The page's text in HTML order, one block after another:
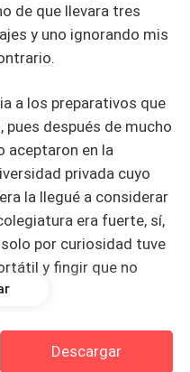
de que llevara tres
y uno ignorando mis
a los preparativos que
pues después de mucho
aceptaron en la
privada cuyo
la llegué a considerar
era fuerte, sí,
por curiosidad tuve
y fingir que no
que el fue transferido
la cifra de la
Descargar